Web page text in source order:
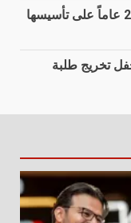
حضانة أوركارد البريطانية تحتفل بمرور 20 عاماً على تأسيسها
تخريج طلبة